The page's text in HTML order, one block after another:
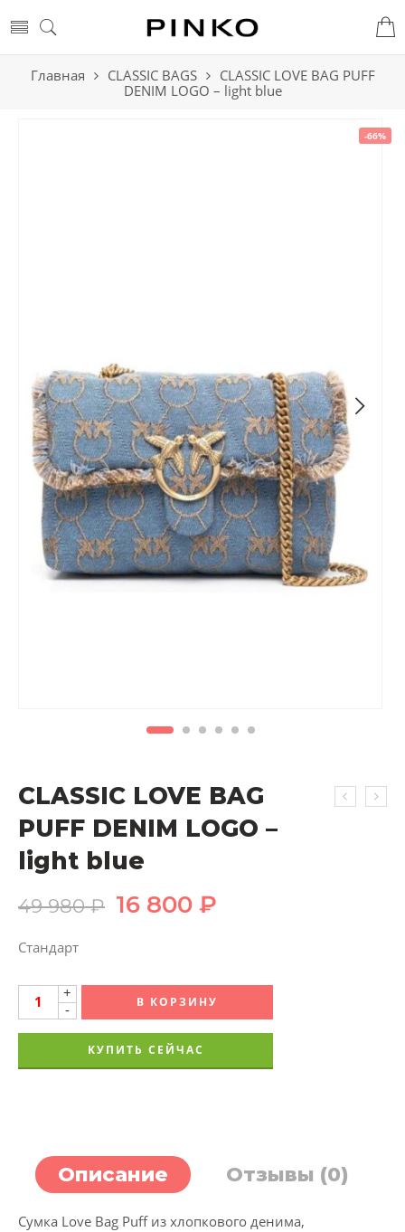
Главная CLASSIC BAGS
CLASSIC LOVE BAG PUFF
DENIM LOGO – light blue
-66%
CLASSIC LOVE BAG
PUFF DENIM LOGO –
light blue
49 980₽ 16 800 ₽
Стандарт
+
-
В КОРЗИНУ
КУПИТЬ СЕЙЧАС
Описание Отзывы (0)
Сумка Love Bag Puff из хлопкового денима,